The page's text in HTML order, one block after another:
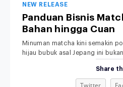
NEW RELEASE
Panduan Bisnis
Bahan hingga Cuan
Minuman matcha kini semakin
hijau bubuk asal Jepang ini
di kalangan anak muda dan
Rasanya yang khas, aromanya
Share
Twitter